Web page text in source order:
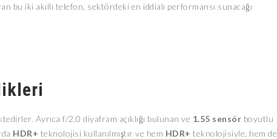
bu iki akıllı telefon, sektördeki en iddialı performansı sunacağı
Ayrıca f/2.0 diyafram açıklığı bulunan ve 1.55 sensör boyutlu
HDR+ teknolojisi kullanılmıştır ve hem HDR+ teknolojisiyle, hem de